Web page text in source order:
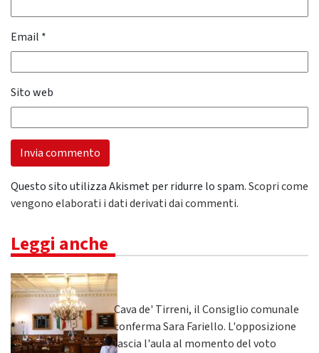
Email *
Sito web
Questo sito utilizza Akismet per ridurre lo spam.Scopri come
vengono elaborati i dati derivati dai commenti.
Leggi anche
Cava de' Tirreni, il Consiglio comunale
conferma Sara Fariello. L'opposizione
lascia l'aula al momento del voto